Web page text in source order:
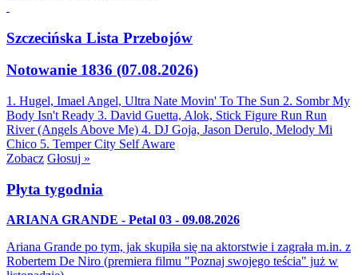
Szczecińska Lista Przebojów
Notowanie 1836 (07.08.2026)
1. Hugel, Imael Angel, Ultra Nate Movin' To The Sun 2. Sombr My
Body Isn't Ready 3. David Guetta, Alok, Stick Figure Run Run
River (Angels Above Me) 4. DJ Goja, Jason Derulo, Melody Mi
Chico 5. Temper City Self Aware
Zobacz Głosuj »
Płyta tygodnia
ARIANA GRANDE - Petal 03 - 09.08.2026
Ariana Grande po tym, jak skupiła się na aktorstwie i zagrała m.in. z
Robertem De Niro (premiera filmu "Poznaj swojego teścia" już w